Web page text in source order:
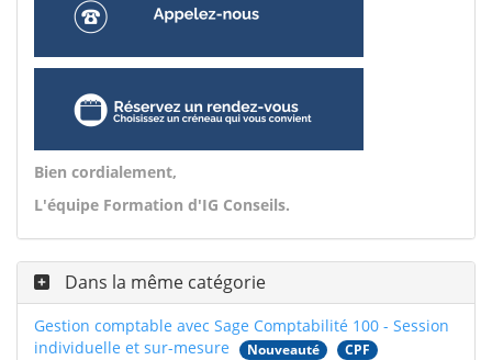
Bien cordialement,
L'équipe Formation d'IG Conseils.
Dans la même catégorie
Gestion comptable avec Sage Comptabilité 100 - Session
individuelle et sur-mesure
Nouveauté
CPF